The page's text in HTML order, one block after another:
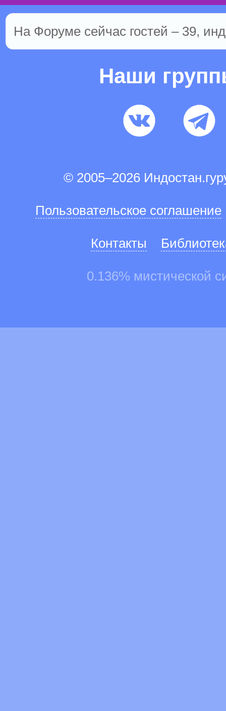
На Форуме сейчас гостей – 39,
Наши
© 2005–2026
Пользовательское соглашение
Контакты
0.136% мистической